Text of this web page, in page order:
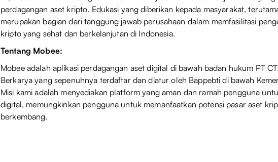
perdagangan aset kripto. Edukasi yang diberikan kepada masyarakat,
merupakan bagian dari tanggung jawab perusahaan dalam memfasilitasi
kripto yang sehat dan berkelanjutan di Indonesia.
Tentang Mobee:
Mobee adalah aplikasi perdagangan aset digital di bawah badan hukum PT
Berkarya yang sepenuhnya terdaftar dan diatur oleh Bappebti di bawah
Misi kami adalah menyediakan platform yang aman dan ramah pengguna
digital, memungkinkan pengguna untuk memanfaatkan potensi pasar aset
berkembang.